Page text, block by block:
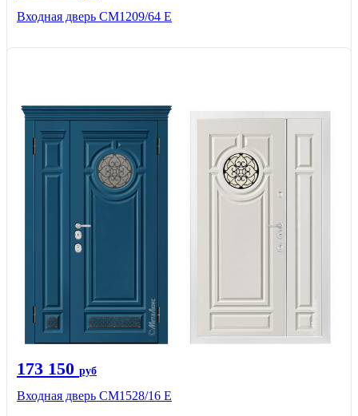
Входная дверь CМ1209/64 Е
173 150 руб
Входная дверь СМ1528/16 Е